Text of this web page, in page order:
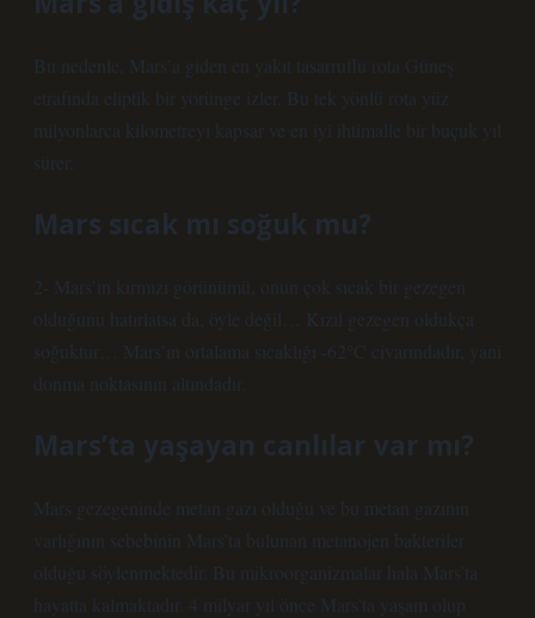
Bu nedenle, Mars’a giden en yakıt tasarruflu rota Güneş
etrafında eliptik bir yörünge izler. Bu tek yönlü rota yüz
milyonlarca kilometreyi kapsar ve en iyi ihtimalle bir buçuk yıl
sürer.
Mars sıcak mı soğuk mu?
2- Mars’ın kırmızı görünümü, onun çok sıcak bir gezegen
olduğunu hatırlatsa da, öyle değil… Kızıl gezegen oldukça
soğuktur… Mars’ın ortalama sıcaklığı -62°C civarındadır, yani
donma noktasının altındadır.
Mars’ta yaşayan canlılar var mı?
Mars gezegeninde metan gazı olduğu ve bu metan gazının
varlığının sebebinin Mars’ta bulunan metanojen bakteriler
olduğu söylenmektedir. Bu mikroorganizmalar hala Mars’ta
hayatta kalmaktadır. 4 milyar yıl önce Mars’ta yaşam olup